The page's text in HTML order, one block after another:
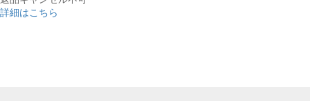
詳細はこちら